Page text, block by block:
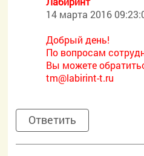
14 марта 2016
Добрый день!
По вопросам
Вы можете
tm@labirint-t.ru
Ответить